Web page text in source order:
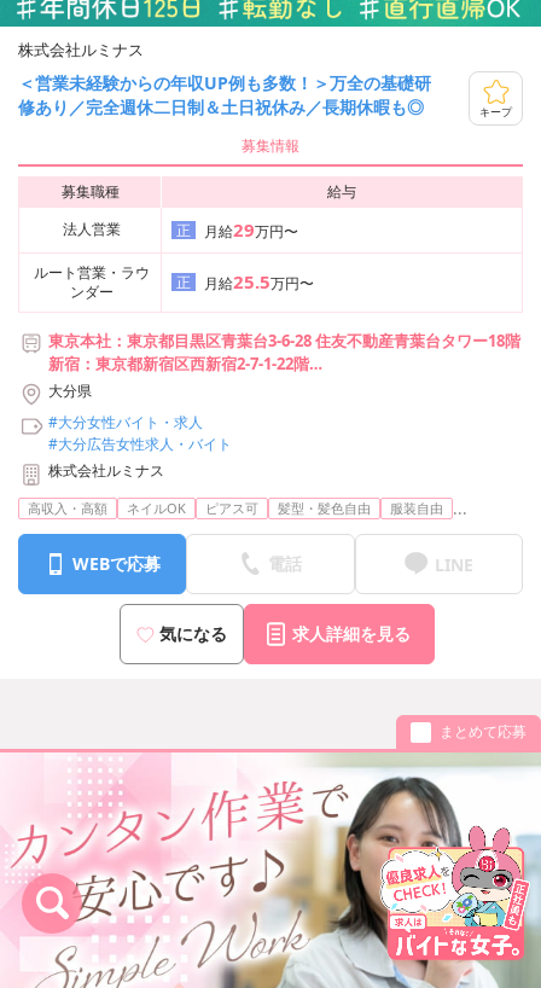
株式会社ルミナス
＜営業未経験からの年収UP例も多数！＞万全の基礎研
修あり／完全週休二日制＆土日祝休み／長期休暇も◎
キープ
募集情報
募集職種
給与
法人営業
正 月給29万円〜
ルート営業・ラウ
ンダー
正 月給25.5万円〜
東京本社：東京都目黒区青葉台3-6-28 住友不動産青葉台タワー18階
新宿：東京都新宿区西新宿2-7-1-22階
池袋：東京都豊島区池袋2-49-14-201
札幌：北海道札幌市中央区南2条西1-7-2-5階
仙台：宮城県仙台市青葉区本町1-12-7-8階 A2
宇都宮：栃木県宇都宮市池上町4-2-5階-C
静岡：静岡市葵区呉服町2-2-13-8階
名古屋：愛知県名古屋市中村区竹橋町15-16-8階
大阪：大阪府大阪市北区梅田3-3-20 明治安田生命大阪梅田ビル23階
広島：広島県広島市中区大手町2-8-2-10階
神戸：兵庫県神戸市中央区東町122-2-8階
福岡：福岡県福岡市中央区天神1-6-8-6階
小倉：福岡県北九州市小倉北区米町1-4-21-401号室
沖縄：沖縄県那覇市久米2丁目4-16-5階
大分県
#大分女性バイト・求人
#大分広告女性求人・バイト
株式会社ルミナス
高収入・高額 ネイルOK ピアス可 髪型・髪色自由 服装自由 ...
WEBで応募 電話 LINE
気になる 求人詳細を見る
まとめて応募